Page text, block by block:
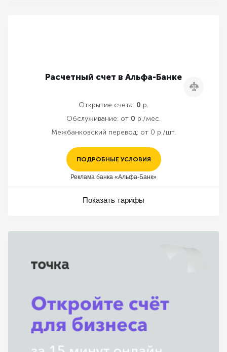
Расчетный счет в Альфа-Банке
Сравнить
Открытие счета: 0 р.
Обслуживание: от 0 р./мес.
Межбанковский перевод: от 0 р./шт.
ПОДРОБНЫЕ УСЛОВИЯ
Реклама банка «Альфа-Банк»
Показать тарифы